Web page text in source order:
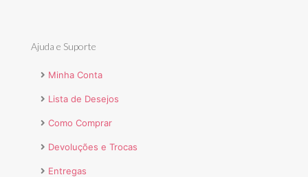
Ajuda e Suporte
Minha Conta
Lista de Desejos
Como Comprar
Devoluções e Trocas
Entregas